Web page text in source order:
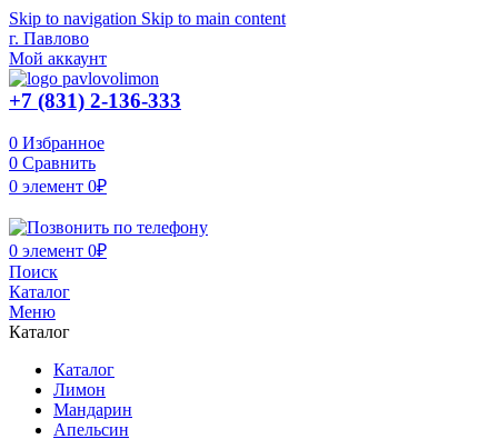
Skip to navigation Skip to main content
г. Павлово
Мой аккаунт
+7 (831) 2-136-333
0 Избранное
0 Сравнить
0 элемент 0₽
0 элемент 0₽
Поиск
Каталог
Меню
Каталог
Каталог
Лимон
Мандарин
Апельсин